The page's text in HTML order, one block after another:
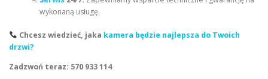
wykonaną usługę.
Chcesz wiedzieć, jaka kamera będzie najlepsza do Twoich
drzwi?
Zadzwoń teraz: 570 933 114